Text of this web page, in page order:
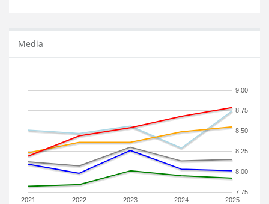
Media
2021 2022 2023 2024 2025
7.75
8.00
8.25
8.50
8.75
9.00